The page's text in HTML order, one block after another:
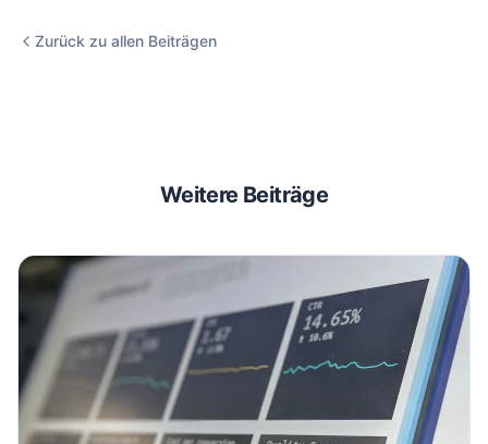
Zurück zu allen Beiträgen
Weitere Beiträge